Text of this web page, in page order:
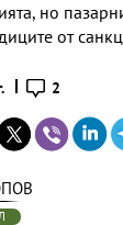
но
от
2